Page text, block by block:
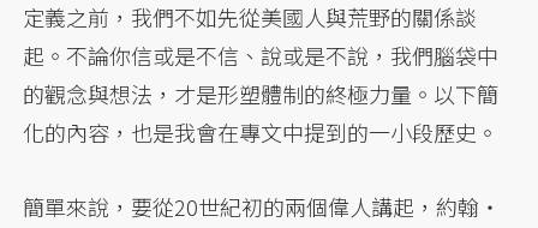
定義之前，我們不如先從美國人與荒野的關係談
起。不論你信或是不信、說或是不說，我們腦袋中
的觀念與想法，才是形塑體制的終極力量。以下簡
化的內容，也是我會在專文中提到的一小段歷史。
簡單來說，要從20世紀初的兩個偉人講起，約翰・